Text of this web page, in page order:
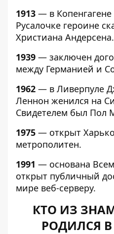
1913 — в
Русалочке героине
Христиана Андерсена.
1939 — заключен
между Германией и
1962 — в Ливерпуле
Леннон женился на
Свидетелем был Пол
1975 — открыт
метрополитен.
1991 — основана
открыт публичный
мире веб-серверу.
КТО ИЗ
РОДИЛСЯ В